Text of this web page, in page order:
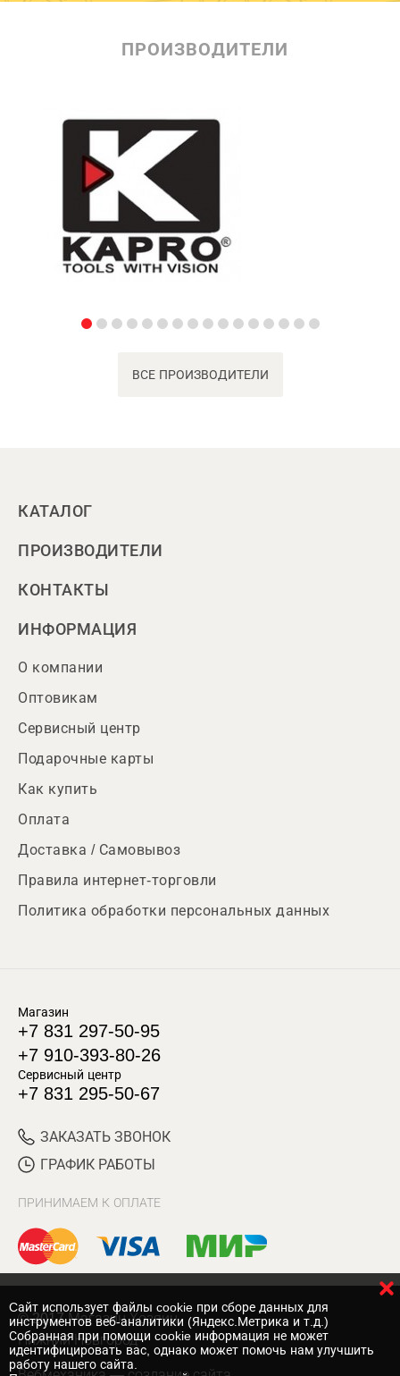
ПРОИЗВОДИТЕЛИ
ВСЕ ПРОИЗВОДИТЕЛИ
КАТАЛОГ
ПРОИЗВОДИТЕЛИ
КОНТАКТЫ
ИНФОРМАЦИЯ
О компании
Оптовикам
Сервисный центр
Подарочные карты
Как купить
Оплата
Доставка / Самовывоз
Правила интернет-торговли
Политика обработки персональных данных
Магазин
+7 831 297-50-95
+7 910-393-80-26
Сервисный центр
+7 831 295-50-67
ЗАКАЗАТЬ ЗВОНОК
ГРАФИК РАБОТЫ
ПРИНИМАЕМ К ОПЛАТЕ
© 2017 Магазин Хозяин
Нижний Новгород
Cайт использует файлы cookie при сборе данных для
инструментов веб-аналитики (Яндекс.Метрика и т.д.)
Собранная при помощи cookie информация не может
идентифицировать вас, однако может помочь нам улучшить
работу нашего сайта.